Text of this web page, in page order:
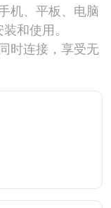
机、平板、电脑
和使用。
时连接，享受无